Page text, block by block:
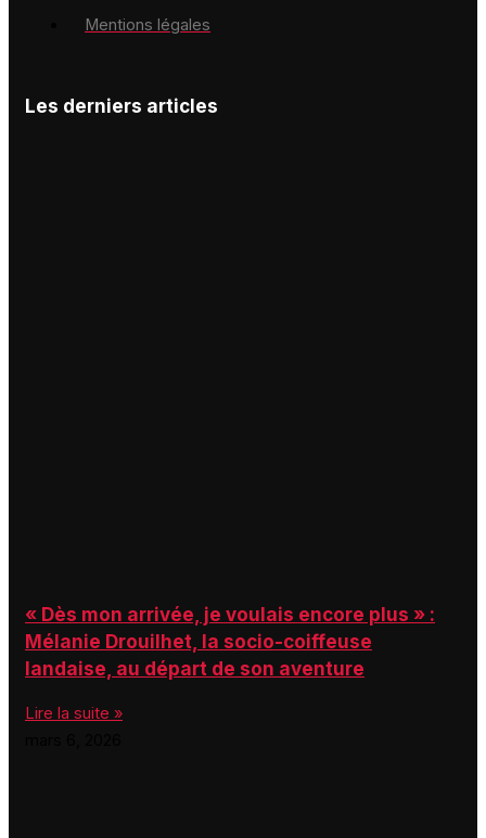
Mentions légales
Les derniers articles
« Dès mon arrivée, je voulais encore plus » :
Mélanie Drouilhet, la socio-coiffeuse
landaise, au départ de son aventure
Lire la suite »